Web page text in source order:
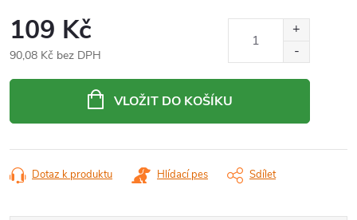
109 Kč
90,08 Kč bez DPH
VLOŽIT DO KOŠÍKU
Dotaz k produktu Hlídací pes Sdílet